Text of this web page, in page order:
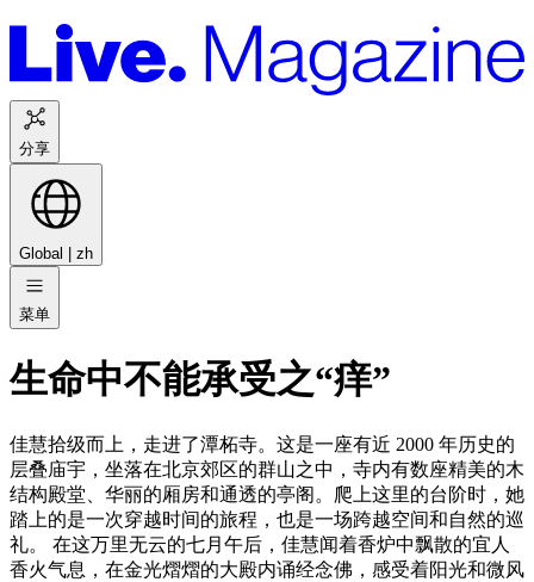
分享
Global | zh
菜单
生命中不能承受之“痒”
佳慧拾级而上，走进了潭柘寺。这是一座有近 2000 年历史的
层叠庙宇，坐落在北京郊区的群山之中，寺内有数座精美的木
结构殿堂、华丽的厢房和通透的亭阁。爬上这里的台阶时，她
踏上的是一次穿越时间的旅程，也是一场跨越空间和自然的巡
礼。 在这万里无云的七月午后，佳慧闻着香炉中飘散的宜人
香火气息，在金光熠熠的大殿内诵经念佛，感受着阳光和微风